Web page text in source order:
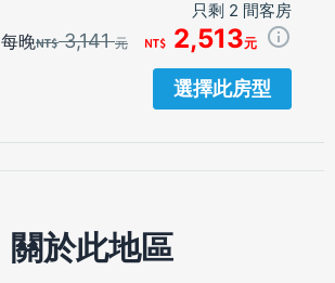
只剩 2 間客房
每晚 3,141元 2,513元
選擇此房型
關於此地區